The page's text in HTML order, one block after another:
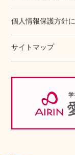
個人情報保護方針
サイトマップ